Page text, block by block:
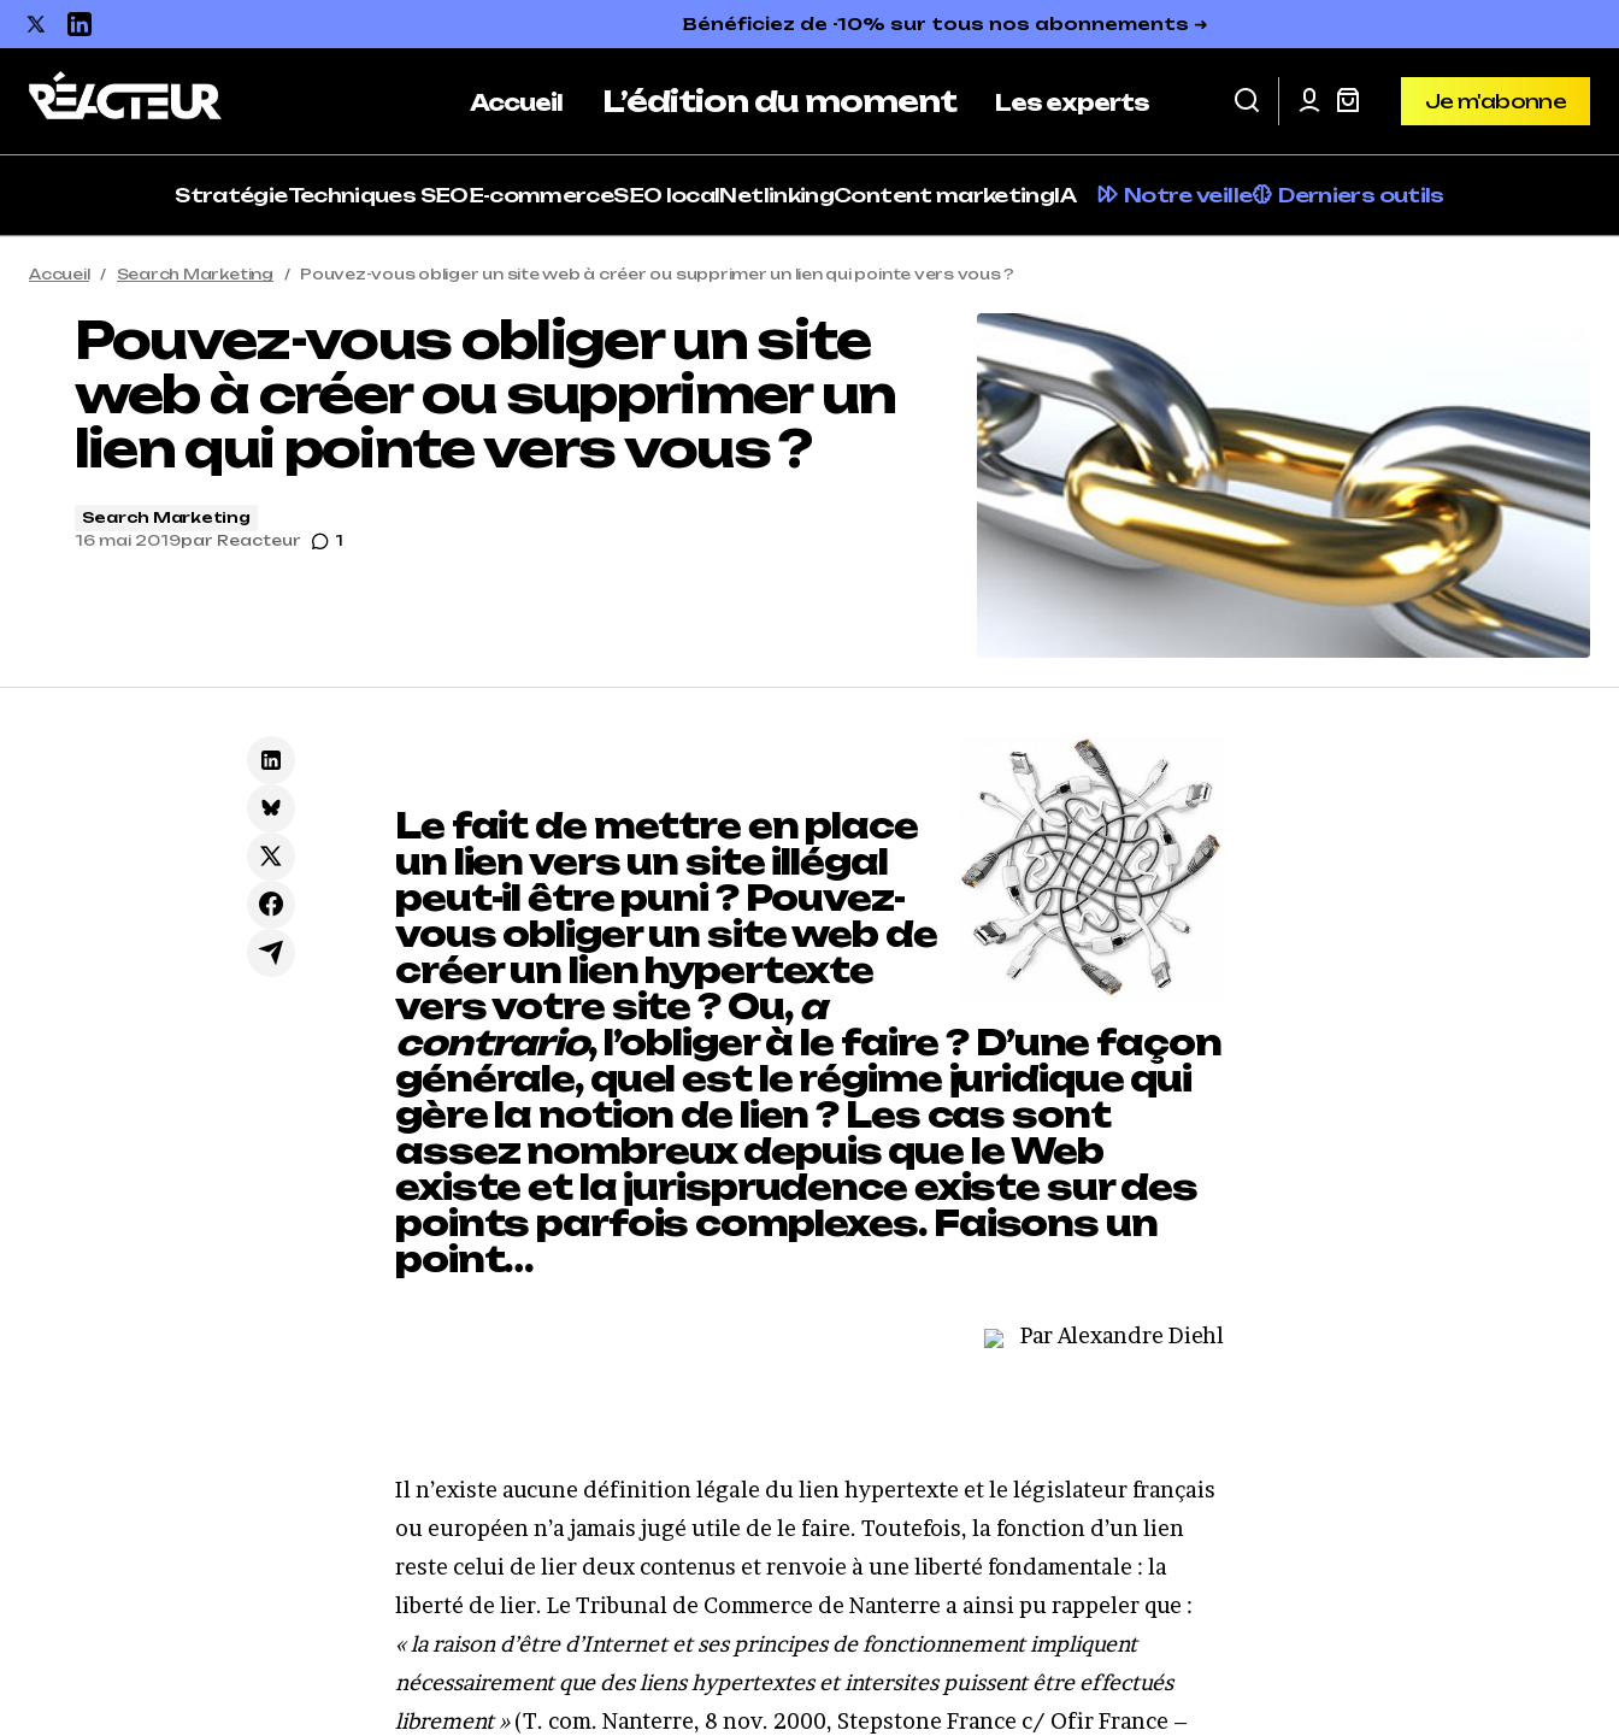
Bénéficiez de -10% sur tous nos abonnements ➜
Accueil L’édition du moment Les experts
Je m'abonne
StratégieTechniques SEOE-commerceSEO localNetlinkingContent marketingIA Notre veille Derniers outils
Accueil Search Marketing Pouvez-vous obliger un site web à créer ou supprimer un lien qui pointe vers vous ?
Pouvez-vous obliger un site
web à créer ou supprimer un
lien qui pointe vers vous ?
Search Marketing
16 mai 2019par Reacteur 1
Le fait de mettre en place
un lien vers un site illégal
peut-il être puni ? Pouvez-
vous obliger un site web de
créer un lien hypertexte
vers votre site ? Ou,a
contrario, l’obliger à le faire ? D’une façon
générale, quel est le régime juridique qui
gère la notion de lien ? Les cas sont
assez nombreux depuis que le Web
existe et la jurisprudence existe sur des
points parfois complexes. Faisons un
point…
Par Alexandre Diehl
Il n’existe aucune définition légale du lien hypertexte et le législateur français
ou européen n’a jamais jugé utile de le faire. Toutefois, la fonction d’un lien
reste celui de lier deux contenus et renvoie à une liberté fondamentale : la
liberté de lier. Le Tribunal de Commerce de Nanterre a ainsi pu rappeler que :
« la raison d’être d’Internet et ses principes de fonctionnement impliquent
nécessairement que des liens hypertextes et intersites puissent être effectués
librement »(T. com. Nanterre, 8 nov. 2000, Stepstone France c/ Ofir France –